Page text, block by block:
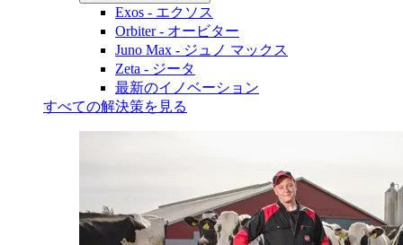
Exos - エクソス
Orbiter - オービター
Juno Max - ジュノ マックス
Zeta - ジータ
最新のイノベーション
すべての解決策を見る